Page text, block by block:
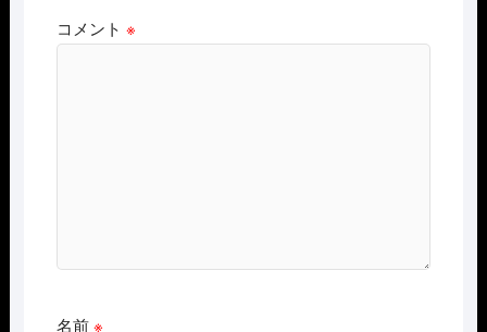
コメント ※
名前 ※